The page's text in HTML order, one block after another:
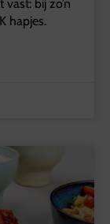
bij zo’n
hapjes.